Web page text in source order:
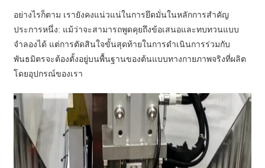
อย่างไรก็ตาม เรายังคงแน่วแน่ในการยึดมั่นในหลักการสำคัญ
ประการหนึ่ง: แม้ว่าจะสามารถพูดคุยถึงข้อเสนอและทบทวนแบบ
จำลองได้ แต่การตัดสินใจขั้นสุดท้ายในการดำเนินการร่วมกับ
พันธมิตรจะต้องตั้งอยู่บนพื้นฐานของต้นแบบทางกายภาพจริงที่ผลิต
โดยอุปกรณ์ของเรา